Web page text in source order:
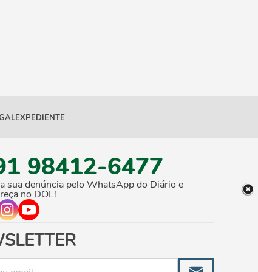
EXPEDIENTE
98412-6477
sua denúncia pelo WhatsApp do Diário e
no DOL!